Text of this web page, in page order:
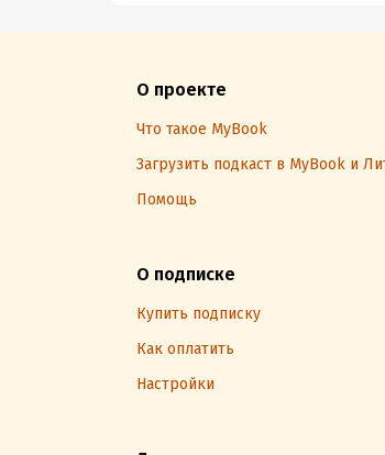
О проекте
Что такое MyBook
Загрузить подкаст в MyBook и
Помощь
О подписке
Купить подписку
Как оплатить
Настройки